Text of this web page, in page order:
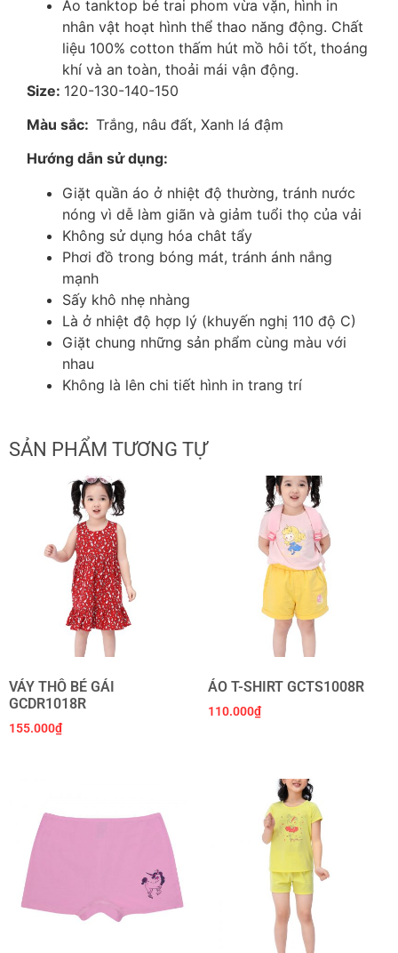
Áo tanktop bé trai phom vừa vặn, hình in
nhân vật hoạt hình thể thao năng động. Chất
liệu 100% cotton thấm hút mồ hôi tốt, thoáng
khí và an toàn, thoải mái vận động.
Size: 120-130-140-150
Màu sắc: Trắng, nâu đất, Xanh lá đậm
Hướng dẫn sử dụng:
Giặt quần áo ở nhiệt độ thường, tránh nước
nóng vì dễ làm giãn và giảm tuổi thọ của vải
Không sử dụng hóa chât tẩy
Phơi đồ trong bóng mát, tránh ánh nắng
mạnh
Sấy khô nhẹ nhàng
Là ở nhiệt độ hợp lý (khuyến nghị 110 độ C)
Giặt chung những sản phẩm cùng màu với
nhau
Không là lên chi tiết hình in trang trí
SẢN PHẨM TƯƠNG TỰ
VÁY THÔ BÉ GÁI
GCDR1018R
155.000₫
ÁO T-SHIRT GCTS1008R
110.000₫